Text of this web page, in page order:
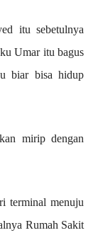
itu sebetulnya
Umar itu bagus
biar bisa hidup
mirip dengan
terminal menuju
Rumah Sakit